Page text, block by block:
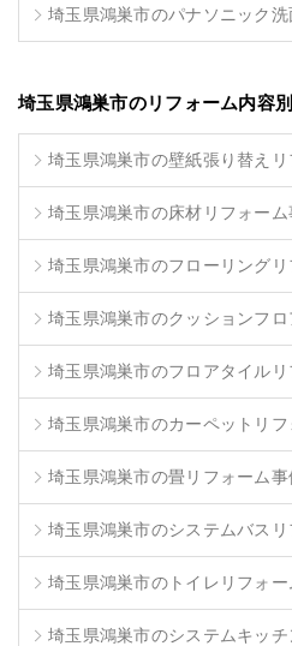
埼玉県鴻巣市のパナソニック
埼玉県鴻巣市のリフォーム内容
埼玉県鴻巣市の壁紙張り替えリ
埼玉県鴻巣市の床材リフォーム
埼玉県鴻巣市のフローリングリ
埼玉県鴻巣市のクッションフロ
埼玉県鴻巣市のフロアタイルリ
埼玉県鴻巣市のカーペットリフ
埼玉県鴻巣市の畳リフォーム事
埼玉県鴻巣市のシステムバスリ
埼玉県鴻巣市のトイレリフォー
埼玉県鴻巣市のシステムキッチ